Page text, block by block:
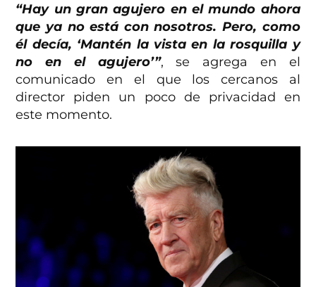
“Hay un gran agujero en el mundo ahora
que ya no está con nosotros. Pero, como
él decía, ‘Mantén la vista en la rosquilla y
no en el agujero’”, se agrega en el
comunicado en el que los cercanos al
director piden un poco de privacidad en
este momento.